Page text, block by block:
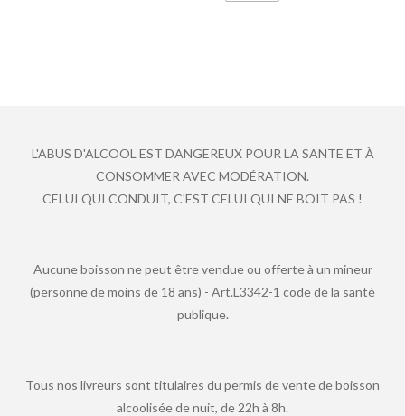
L'ABUS D'ALCOOL EST DANGEREUX POUR LA SANTE ET À
CONSOMMER AVEC MODÉRATION.
CELUI QUI CONDUIT, C'EST CELUI QUI NE BOIT PAS !
Aucune boisson ne peut être vendue ou offerte à un mineur
(personne de moins de 18 ans) - Art.L3342-1 code de la santé
publique.
Tous nos livreurs sont titulaires du permis de vente de boisson
alcoolisée de nuit, de 22h à 8h.